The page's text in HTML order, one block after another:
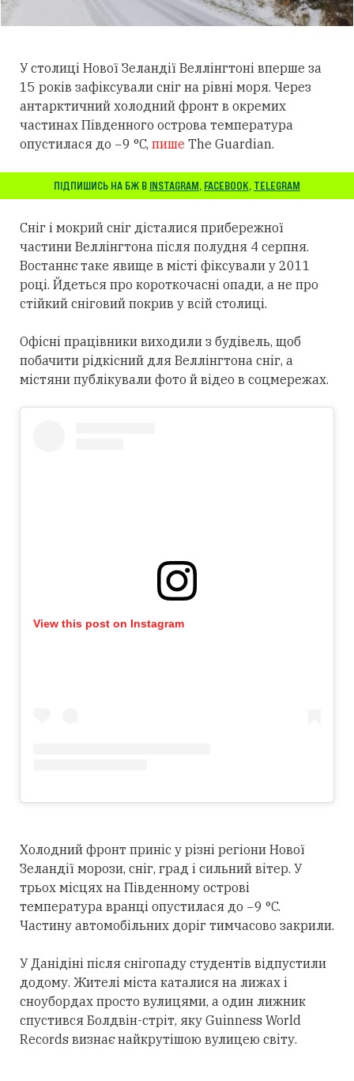
У столиці Нової Зеландії Веллінгтоні вперше за
15 років зафіксували сніг на рівні моря. Через
антарктичний холодний фронт в окремих
частинах Південного острова температура
опустилася до −9 °C, пише The Guardian.
ПІДПИШИСЬ НА БЖ В INSTAGRAM, FACEBOOK, TELEGRAM
Сніг і мокрий сніг дісталися прибережної
частини Веллінгтона після полудня 4 серпня.
Востаннє таке явище в місті фіксували у 2011
році. Йдеться про короткочасні опади, а не про
стійкий сніговий покрив у всій столиці.
Офісні працівники виходили з будівель, щоб
побачити рідкісний для Веллінгтона сніг, а
містяни публікували фото й відео в соцмережах.
View this post on Instagram
Холодний фронт приніс у різні регіони Нової
Зеландії морози, сніг, град і сильний вітер. У
трьох місцях на Південному острові
температура вранці опустилася до −9 °C.
Частину автомобільних доріг тимчасово закрили.
У Данідіні після снігопаду студентів відпустили
додому. Жителі міста каталися на лижах і
сноубордах просто вулицями, а один лижник
спустився Болдвін-стріт, яку Guinness World
Records визнає найкрутішою вулицею світу.